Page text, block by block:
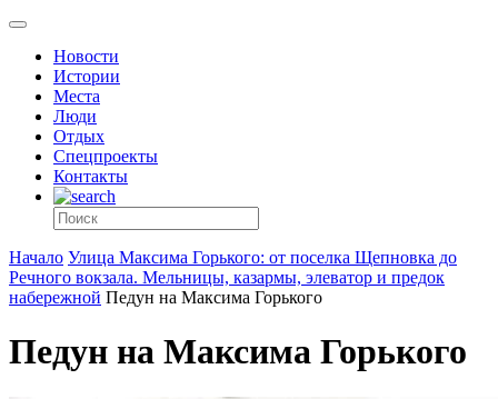
Новости
Истории
Места
Люди
Отдых
Спецпроекты
Контакты
Начало Улица Максима Горького: от поселка Щепновка до
Речного вокзала. Мельницы, казармы, элеватор и предок
набережной Педун на Максима Горького
Педун на Максима Горького